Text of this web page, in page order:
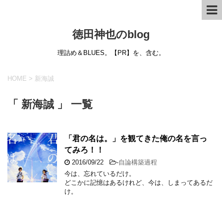
徳田神也のblog
理詰め＆BLUES。【PR】を、含む。
HOME > 新海誠
「 新海誠 」 一覧
「君の名は。」を観てきた俺の名を言っ
てみろ！！
2016/09/22 -自論構築過程
今は、忘れているだけ。
どこかに記憶はあるけれど、今は、しまってあるだ
け。